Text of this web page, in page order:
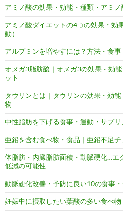
アミノ酸の効果・効能・種類・アミ
アミノ酸ダイエットの4つの効果・効
動）
アルブミンを増やすには？方法・食事
オメガ3脂肪酸｜オメガ3の効果・効
ット
タウリンとは｜タウリンの効果・効
物
中性脂肪を下げる食事・運動・サプリ
亜鉛を含む食べ物・食品｜亜鉛不足
体脂肪・内臓脂肪面積・動脈硬化…エ
低減の可能性
動脈硬化改善・予防に良い10の食事
妊娠中に摂取したい葉酸の多い食べ物